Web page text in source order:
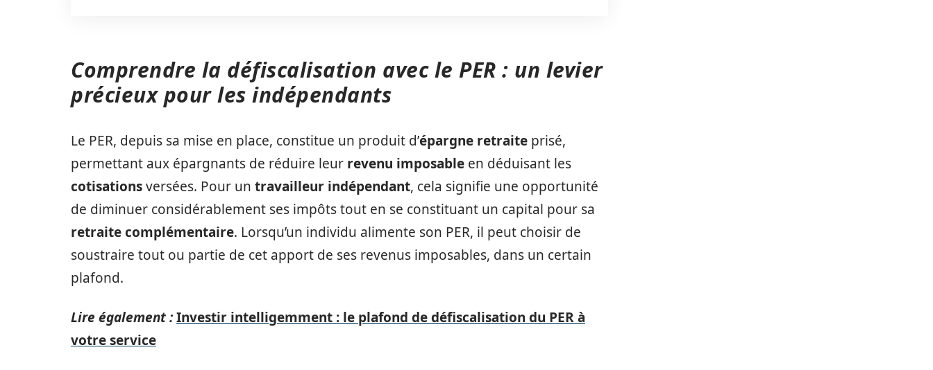
Comprendre la défiscalisation avec le PER : un levier
précieux pour les indépendants
Le PER, depuis sa mise en place, constitue un produit d’épargne retraite prisé,
permettant aux épargnants de réduire leur revenu imposable en déduisant les
cotisationsversées. Pour un travailleur indépendant, cela signifie une opportunité
de diminuer considérablement ses impôts tout en se constituant un capital pour sa
retraite complémentaire. Lorsqu’un individu alimente son PER, il peut choisir de
soustraire tout ou partie de cet apport de ses revenus imposables, dans un certain
plafond.
Lire également :Investir intelligemment : le plafond de défiscalisation du PER à
votre service